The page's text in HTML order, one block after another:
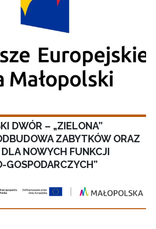
DWÓR – „ZIELONA”
ZABYTKÓW ORAZ
NOWYCH FUNKCJI
GOSPODARCZYCH”